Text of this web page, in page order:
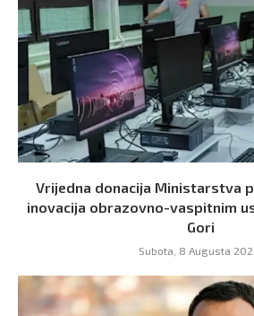
Vrijedna donacija Ministarstva
inovacija obrazovno-vaspitnim
Gori
Subota, 8 Augusta